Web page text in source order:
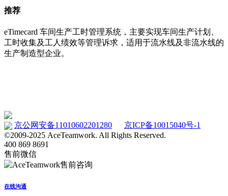
推荐
eTimecard 车间生产工时管理系统，主要实现车间生产计划、
工时收集及工人绩效等管理诉求，适用于流水线及非流水线的
生产制造型企业。
京公网安备11010602201280
京ICP备10015040号-1
©2009-2025 AceTeamwork. All Rights Reserved.
400 869 8691
售前微信
在线沟通